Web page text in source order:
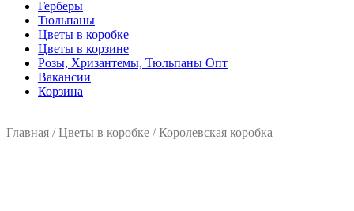
Герберы
Тюльпаны
Цветы в коробке
Цветы в корзине
Розы, Хризантемы, Тюльпаны Опт
Вакансии
Корзина
Главная /Цветы в коробке / Королевская коробка